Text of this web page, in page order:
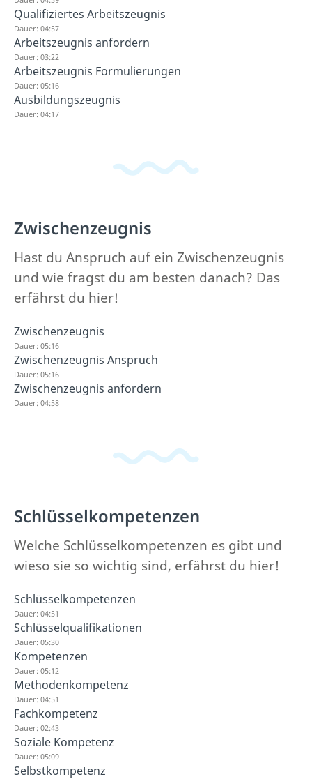
Qualifiziertes Arbeitszeugnis
Dauer: 04:57
Arbeitszeugnis anfordern
Dauer: 03:22
Arbeitszeugnis Formulierungen
Dauer: 05:16
Ausbildungszeugnis
Dauer: 04:17
Zwischenzeugnis
Hast du Anspruch auf ein Zwischenzeugnis
und wie fragst du am besten danach? Das
erfährst du hier!
Zwischenzeugnis
Dauer: 05:16
Zwischenzeugnis Anspruch
Dauer: 05:16
Zwischenzeugnis anfordern
Dauer: 04:58
Schlüsselkompetenzen
Welche Schlüsselkompetenzen es gibt und
wieso sie so wichtig sind, erfährst du hier!
Schlüsselkompetenzen
Dauer: 04:51
Schlüsselqualifikationen
Dauer: 05:30
Kompetenzen
Dauer: 05:12
Methodenkompetenz
Dauer: 04:51
Fachkompetenz
Dauer: 02:43
Soziale Kompetenz
Dauer: 05:09
Selbstkompetenz